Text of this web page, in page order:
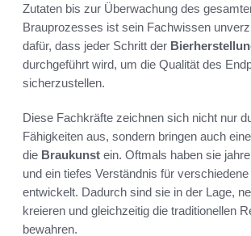
Zutaten bis zur Überwachung des
Brauprozesses ist sein Fachwissen
dafür, dass jeder Schritt der
durchgeführt wird, um die Qualität des
sicherzustellen.
Diese Fachkräfte zeichnen sich nicht nur
Fähigkeiten aus, sondern bringen auch
die Braukunst ein. Oftmals haben sie
und ein tiefes Verständnis für
entwickelt. Dadurch sind sie in der Lage,
kreieren und gleichzeitig die traditionellen
bewahren.